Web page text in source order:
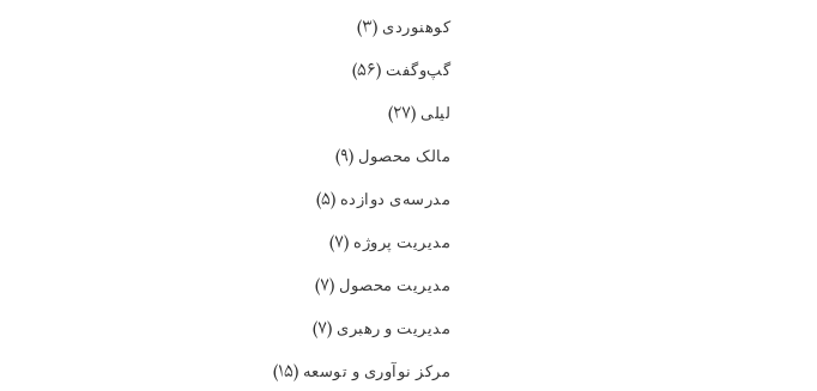
کوهنوردی (۳)
گپ‌و‌گفت (۵۶)
لیلی (۲۷)
مالک محصول (۹)
مدرسه‌ی دوازده (۵)
مدیریت پروژه (۷)
مدیریت محصول (۷)
مدیریت و رهبری (۷)
مرکز نوآوری و توسعه (۱۵)